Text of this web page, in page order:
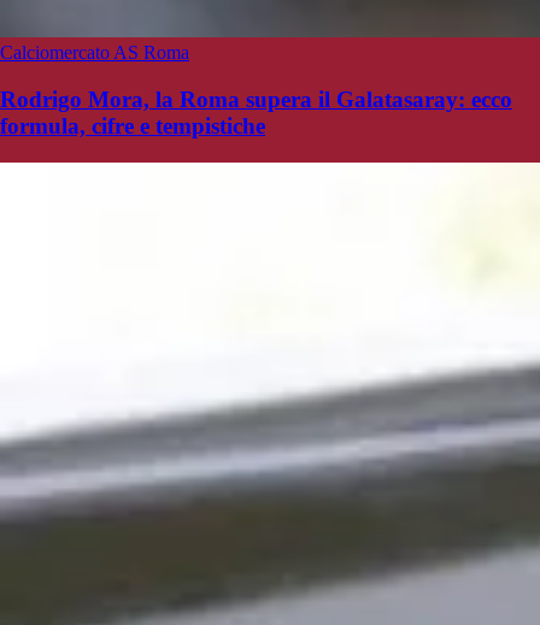
Calciomercato AS Roma
Rodrigo Mora, la Roma supera il Galatasaray: ecco
formula, cifre e tempistiche